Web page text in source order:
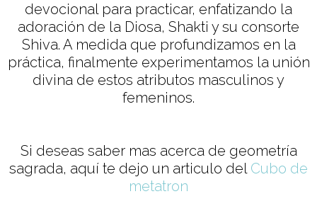
devocional para practicar, enfatizando la
adoración de la Diosa, Shakti y su consorte
Shiva. A medida que profundizamos en la
práctica, finalmente experimentamos la unión
divina de estos atributos masculinos y
femeninos.
Si deseas saber mas acerca de geometría
sagrada, aquí te dejo un articulo del Cubo de
metatron